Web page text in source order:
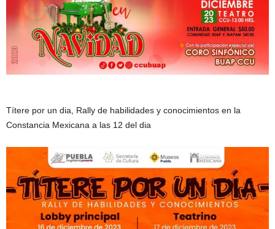
Títere por un dia, Rally de habilidades y conocimientos en la
Constancia Mexicana a las 12 del dia